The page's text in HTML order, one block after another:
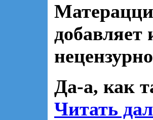
добавляет
Да-а, как
Читать